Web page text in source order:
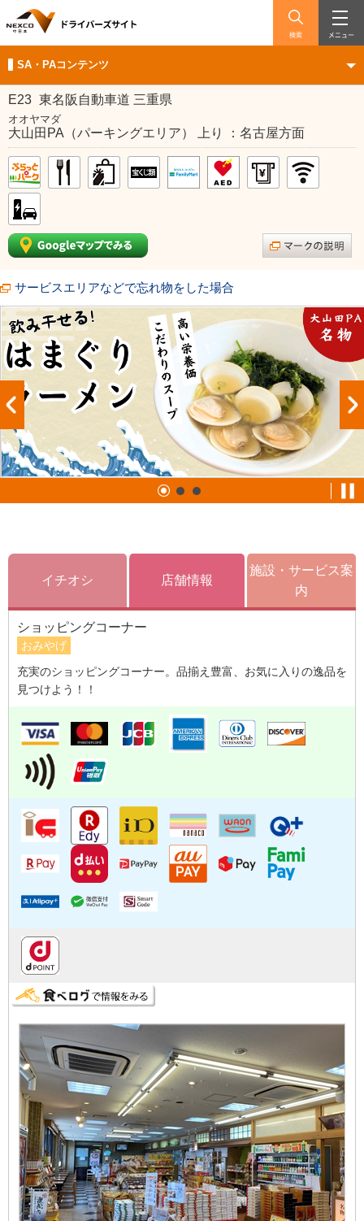
検索 メニュー
SA・PAコンテンツ
E23 東名阪自動車道 三重県
オオヤマダ
大山田PA（パーキングエリア） 上り ：名古屋方面
サービスエリアなどで忘れ物をした場合
イチオシ 店舗情報
施設・サービス案
内
ショッピングコーナー
おみやげ
充実のショッピングコーナー。品揃え豊富、お気に入りの逸品を
見つけよう！！